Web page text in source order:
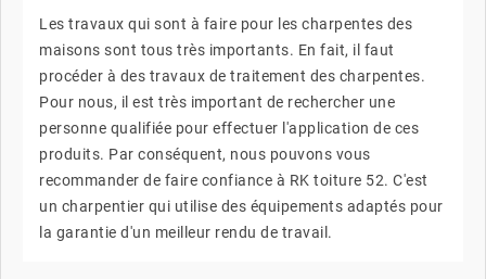
Les travaux qui sont à faire pour les charpentes des
maisons sont tous très importants. En fait, il faut
procéder à des travaux de traitement des charpentes.
Pour nous, il est très important de rechercher une
personne qualifiée pour effectuer l'application de ces
produits. Par conséquent, nous pouvons vous
recommander de faire confiance à RK toiture 52. C'est
un charpentier qui utilise des équipements adaptés pour
la garantie d'un meilleur rendu de travail.